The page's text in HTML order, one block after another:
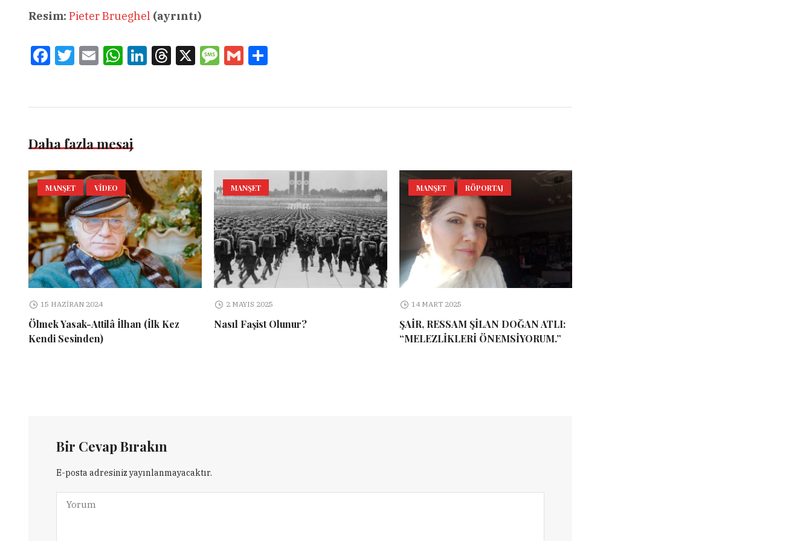
Resim: Pieter Brueghel (ayrıntı)
FacebookTwitterEmail WhatsAppLinkedInThreads
X Message
Gmail
Daha fazla mesaj
MANŞET VIDEO
15 HAZIRAN 2024
Ölmek Yasak-Attilâ İlhan (İlk Kez
Kendi Sesinden)
MANŞET
2 MAYIS 2025
Nasıl Faşist Olunur?
MANŞET RÖPORTAJ
14 MART 2025
ŞAİR, RESSAM ŞİLAN DOĞAN ATLI:
“MELEZLİKLERİ ÖNEMSİYORUM.”
Bir Cevap Bırakın
E-posta adresiniz yayınlanmayacaktır.